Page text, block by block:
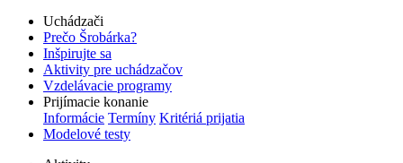
Uchádzači
Prečo Šrobárka?
Inšpirujte sa
Aktivity pre uchádzačov
Vzdelávacie programy
Prijímacie konanie
Informácie Termíny Kritériá prijatia
Modelové testy